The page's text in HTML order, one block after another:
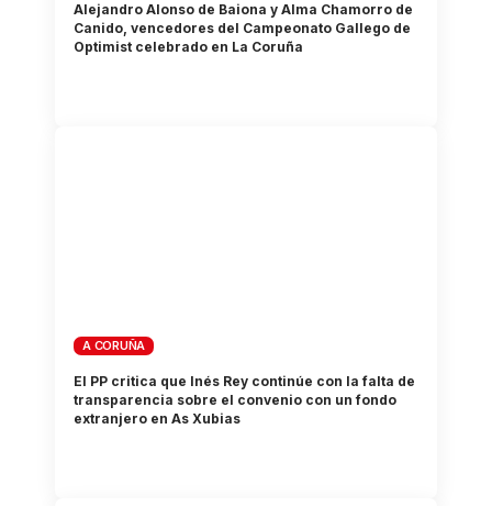
Alejandro Alonso de Baiona y Alma Chamorro de
Canido, vencedores del Campeonato Gallego de
Optimist celebrado en La Coruña
A CORUÑA
El PP critica que Inés Rey continúe con la falta de
transparencia sobre el convenio con un fondo
extranjero en As Xubias